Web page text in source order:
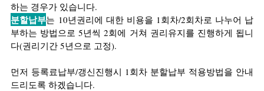
하는 경우가 있습니다.
분할납부는 10년권리에 대한 비용을 1회차/2회차로 나누어 납
부하는 방법으로 5년씩 2회에 거쳐 권리유지를 진행하게 됩니
다(권리기간 5년으로 고정).
먼저 등록료납부/갱신진행시 1회차 분할납부 적용방법을 안내
드리도록 하겠습니다.